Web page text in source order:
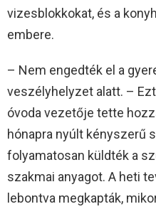
vizesblokkokat, és a
embere.
– Nem engedték el a
veszélyhelyzet alatt. –
óvoda vezetője tette
hónapra nyúlt kényszerű
folyamatosan küldték a
szakmai anyagot. A heti
lebontva megkapták,